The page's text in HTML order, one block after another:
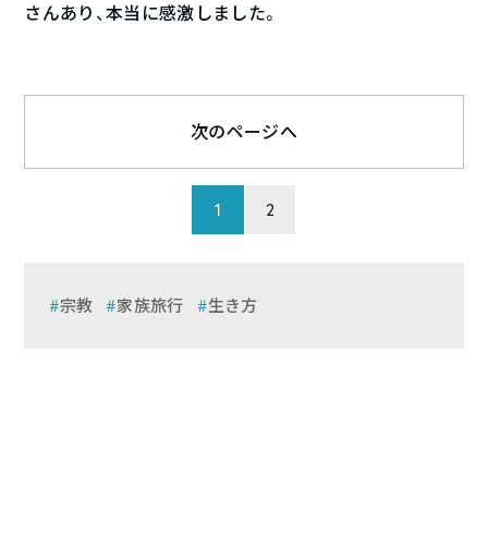
さんあり、本当に感激しました。
1 2
次のページへ
宗教 家族旅行 生き方